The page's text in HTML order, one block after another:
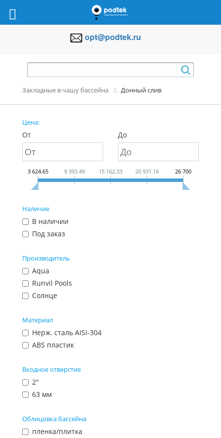
opt@podtek.ru
Закладные в чашу бассейна Донный слив
Цена:
От До
3 624.65 9 393.49 15 162.33 20 931.16 26 700
Наличие
В наличии
Под заказ
Производитель
Aqua
Runvil Pools
Солнце
Материал
Нерж. сталь AISI-304
ABS пластик
Входное отверстие
2"
63 мм
Облицовка бассейна
пленка/плитка